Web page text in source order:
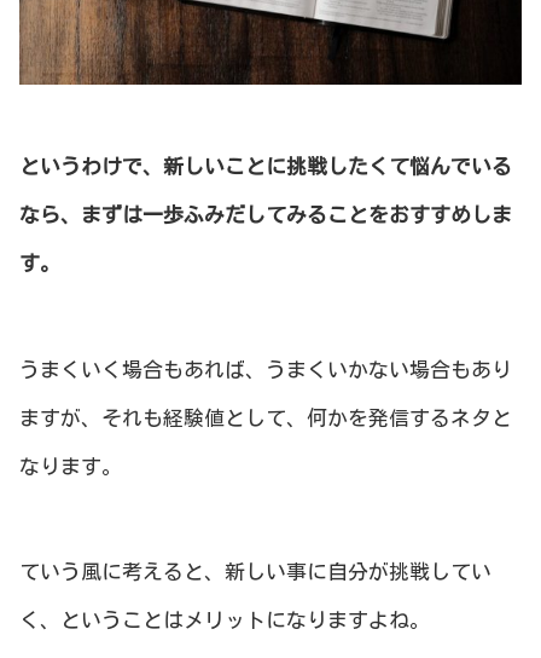
というわけで、新しいことに挑戦 したくて悩んでいる
なら、まずは一歩ふみだしてみることをおすすめしま
す。
うまくいく場合もあれば、うまくいかない場合もあり
ますが、それも経験値として、何かを発信するネタと
なります。
ていう風に考えると、新しい事に自分が挑戦してい
く、ということはメリットになりますよね。